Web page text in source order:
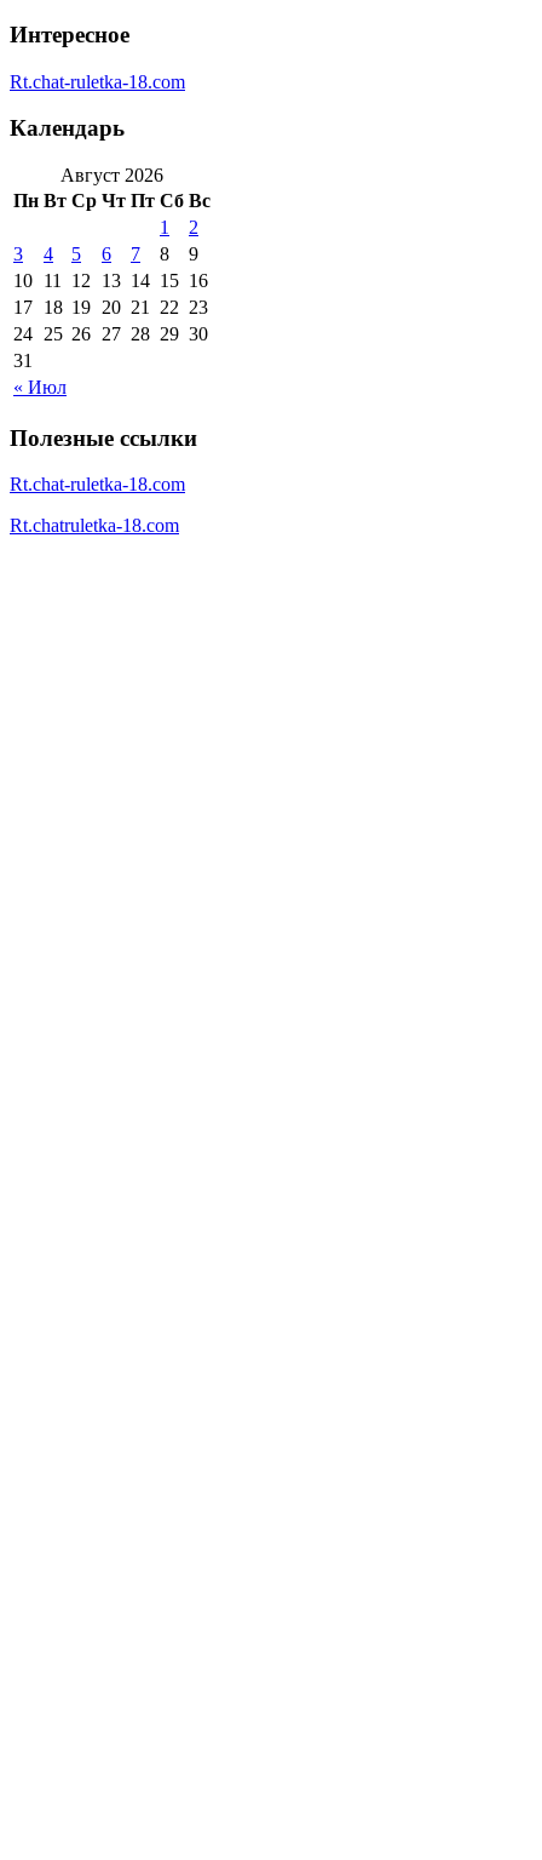
Интересное
Rt.chat-ruletka-18.com
Календарь
Август 2026
Пн Вт Ср Чт Пт Сб Вс
« Июл
1
2
3
4 5 6 7 8
9
10 11 12 13 14 15 16
17 18 19 20 21 22 23
24 25 26 27 28 29 30
31
Полезные ссылки
Rt.chat-ruletka-18.com
Rt.chatruletka-18.com